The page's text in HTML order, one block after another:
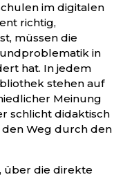
im digitalen
richtig,
müssen die
in
hat. In jedem
stehen auf
Meinung
schlicht didaktisch
den Weg durch den
über die direkte